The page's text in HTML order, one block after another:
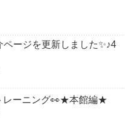
ページを更新しました✨♪4
レーニング👀★本館編★